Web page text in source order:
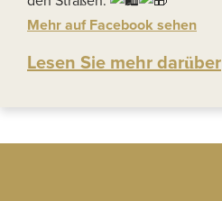
Mehr auf Facebook sehen
Lesen Sie mehr darüber